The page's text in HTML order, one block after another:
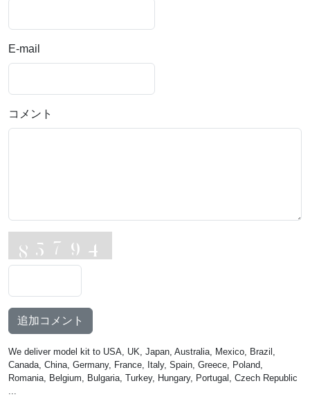
E-mail
コメント
追加コメント
We deliver model kit to USA, UK, Japan, Australia, Mexico, Brazil,
Canada, China, Germany, France, Italy, Spain, Greece, Poland,
Romania, Belgium, Bulgaria, Turkey, Hungary, Portugal, Czech Republic
...